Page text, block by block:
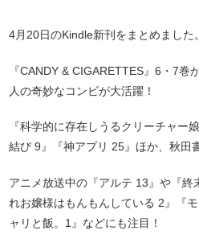
4月20日のKindle新刊をまとめました。
『CANDY & CIGARETTES』6・7巻
人の奇妙なコンビが大活躍！
『科学的に存在しうるクリーチャー
結び 9』『神アプリ 25』ほか、秋田
アニメ放送中の『アルテ 13』や『終
れお嬢様はもんもんしている 2』『
ャリと飯。1』などにも注目！